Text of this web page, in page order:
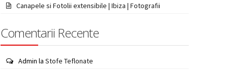
Canapele si Fotolii extensibile | Ibiza | Fotografii
Comentarii Recente
Admin laStofe Teflonate